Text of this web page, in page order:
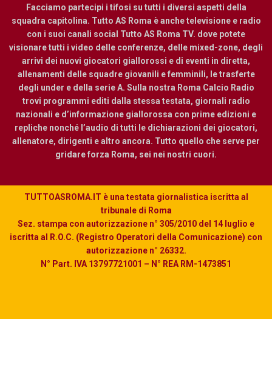
Facciamo partecipi i tifosi su tutti i diversi aspetti della
squadra capitolina. Tutto AS Roma è anche televisione e radio
con i suoi canali social Tutto AS Roma TV. dove potete
visionare tutti i video delle conferenze, delle mixed-zone, degli
arrivi dei nuovi giocatori giallorossi e di eventi in diretta,
allenamenti delle squadre giovanili e femminili, le trasferte
degli under e della serie A. Sulla nostra Roma Calcio Radio
trovi programmi editi dalla stessa testata, giornali radio
nazionali e d’informazione giallorossa con prime edizioni e
repliche nonché l’audio di tutti le dichiarazioni dei giocatori,
allenatore, dirigenti e altro ancora. Tutto quello che serve per
gridare forza Roma, sei nei nostri cuori.
TUTTOASROMA.IT è una testata giornalistica iscritta al
tribunale di Roma
Sez. stampa con autorizzazione n° 305/2010 del 14 luglio e
iscritta al R.O.C. (Registro Operatori della Comunicazione) con
autorizzazione n° 26332.
N° Part. IVA 13797721001 – N° REA RM-1473851